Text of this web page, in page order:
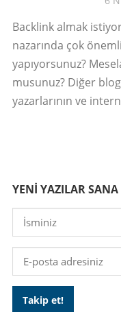
Backlink almak
nazarında çok
yapıyorsunuz?
musunuz? Diğer
yazarlarının ve
YENI YAZILAR